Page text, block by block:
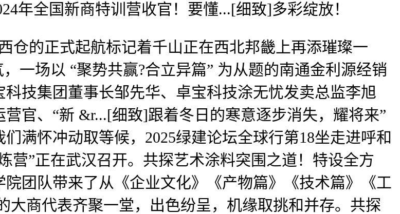
年全国新商特训营收官！要懂...[细致]多彩绽放！
仓的正式起航标记着千山正在西北邦畿上再添璀璨一
一场以 “聚势共赢?合立异篇” 为从题的南通金利源经销
技集团董事长邹先华、卓宝科技涂无忧发卖总监李旭
官、“新 &r...[细致]跟着冬日的寒意逐步消失，耀将来”
满怀冲动取等候，2025绿建论坛全球行第18坐走进呼和
营”正在武汉召开。共探艺术涂料突围之道！特设全方
团队带来了从《企业文化》《产物篇》《技术篇》《工
大商代表齐聚一堂，出色纷呈，机缘取挑和并存。共探